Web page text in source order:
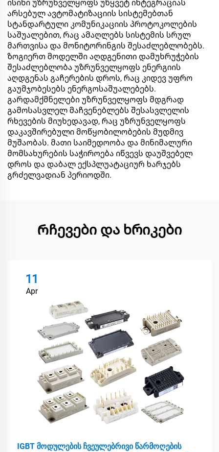
ისინი უზრუნველყოფს უწყვეტ ინტეგრაციას
არსებულ ავტომატიზაციის სისტემებთან
სტანდარტული კომუნიკაციის პროტოკოლების
საშუალებით, რაც ამაღლებს სისტემის სრულ
მართვისა და მონიტორინგის შესაძლებლობებს.
ზოგიერთ მოდელში აღდგენითი დამუხრუჭების
შესაძლებლობა უზრუნველყოფს ენერგიის
აღდგენას გაჩერების დროს, რაც კიდევ უფრო
გაუმჯობესებს ენერგოსაშუალებებს.
გარდამქმნელები უზრუნველყოფს მდგრად
გამოსასვლელ მაჩვენებლებს შესასვლელის
რხევების მიუხედავად, რაც უზრუნველყოფს
დაკავშირებული მოწყობილობების მუდმივ
მუშაობას. მათი საიმედოობა და მინიმალური
მომსახურების საჭიროება იწვევს დაუშვებელ
დროს და დაბალ ექსპლუატაციურ ხარჯებს
გრძელვადიან პერიოდში.
Რჩევები და ხრიკები
11
Apr
IGBT მოდულების ჩვეულებრივი წარმოღების